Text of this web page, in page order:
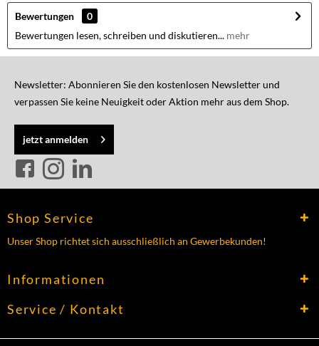
Bewertungen
0
Bewertungen lesen, schreiben und diskutieren... mehr
Newsletter: Abonnieren Sie den kostenlosen Newsletter und
verpassen Sie keine Neuigkeit oder Aktion mehr aus dem Shop.
jetzt anmelden
Shop Service
Unser Shop richtet sich ausschließlich an Gewerbekunden!
Informationen
Service / Kontakt